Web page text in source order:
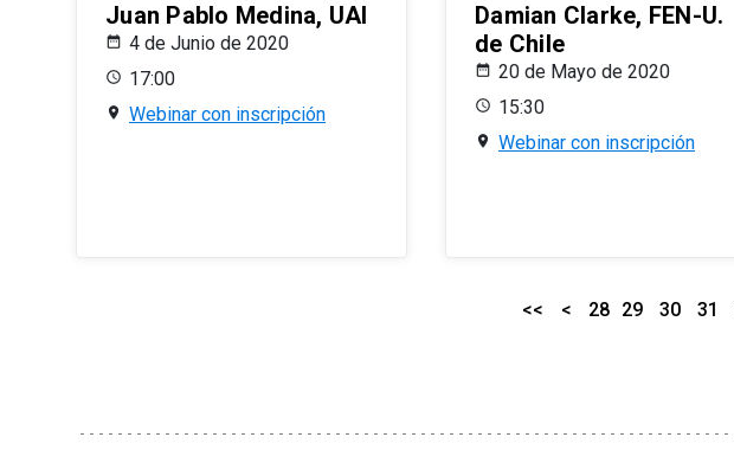
Juan Pablo Medina, UAI
4 de Junio de 2020
17:00
Webinar con inscripción
Damian Clarke, FEN-U.
de Chile
20 de Mayo de 2020
15:30
Webinar con inscripción
<< < 28 29 30 31